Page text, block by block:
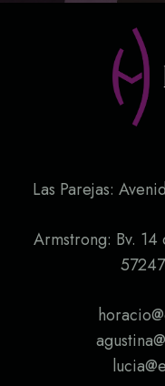
Las Parejas:
Armstrong: Bv.